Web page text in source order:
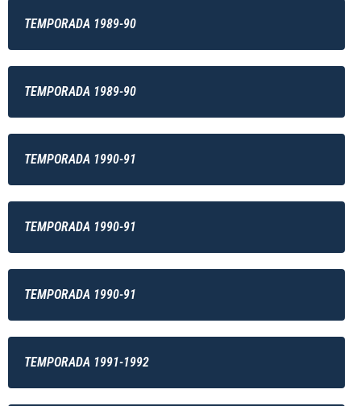
TEMPORADA 1989-90
TEMPORADA 1989-90
TEMPORADA 1990-91
TEMPORADA 1990-91
TEMPORADA 1990-91
TEMPORADA 1991-1992